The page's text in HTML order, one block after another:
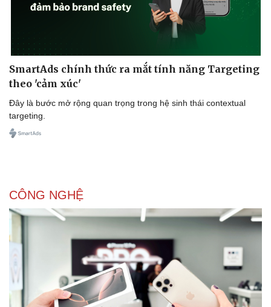
SmartAds chính thức ra mắt tính năng Targeting
theo 'cảm xúc'
Đây là bước mở rộng quan trọng trong hệ sinh thái contextual
targeting.
CÔNG NGHỆ